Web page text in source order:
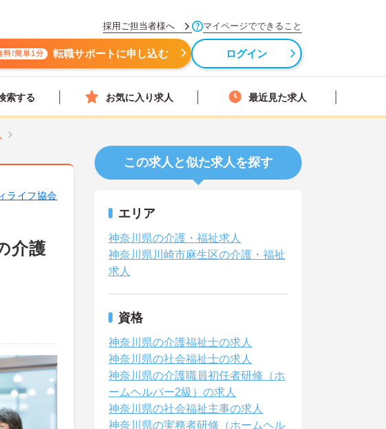
採用ご担当者様へ マイページでできること
料!簡単1分 転職サポートに申し込む ログイン
索する お気に入り求人 最近見た求人
ライフ協会
介護
この求人と似た求人を探す
エリア
神奈川県の介護・福祉求人
神奈川県川崎市麻生区の介護・福祉
求人
資格
神奈川県の介護福祉士の求人
神奈川県の社会福祉士の求人
神奈川県の介護職員初任者研修（ホ
ームヘルパー2級）の求人
神奈川県の社会福祉主事の求人
神奈川県の実務者研修（ホームヘル